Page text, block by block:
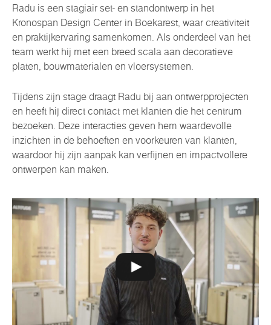
Radu is een stagiair set- en standontwerp in het
Kronospan Design Center in Boekarest, waar creativiteit
en praktijkervaring samenkomen. Als onderdeel van het
team werkt hij met een breed scala aan decoratieve
platen, bouwmaterialen en vloersystemen.
Tijdens zijn stage draagt Radu bij aan ontwerpprojecten
en heeft hij direct contact met klanten die het centrum
bezoeken. Deze interacties geven hem waardevolle
inzichten in de behoeften en voorkeuren van klanten,
waardoor hij zijn aanpak kan verfijnen en impactvollere
ontwerpen kan maken.